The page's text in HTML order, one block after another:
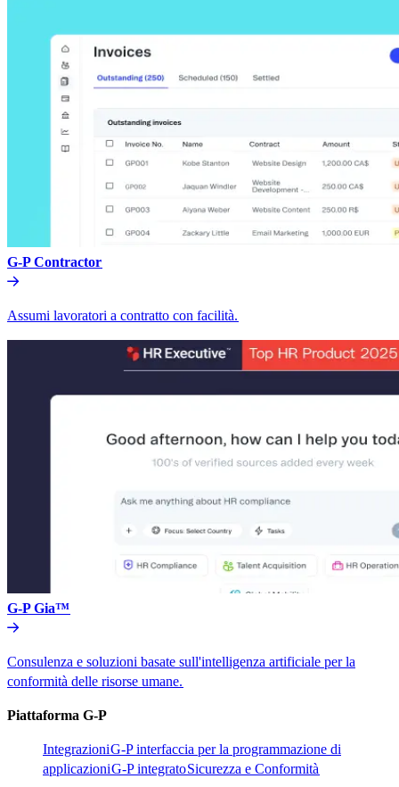
G-P Contractor​​
Assumi lavoratori a contratto con facilità.​​
G-P Gia™​​
Consulenza e soluzioni basate sull'intelligenza artificiale per la
conformità delle risorse umane.​​
Piattaforma G-P​​
Integrazioni​​G-P interfaccia per la programmazione di
applicazioni​​G-P integrato​​Sicurezza e Conformità​​